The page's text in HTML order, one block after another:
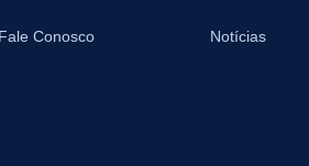
Fale Conosco Notícias